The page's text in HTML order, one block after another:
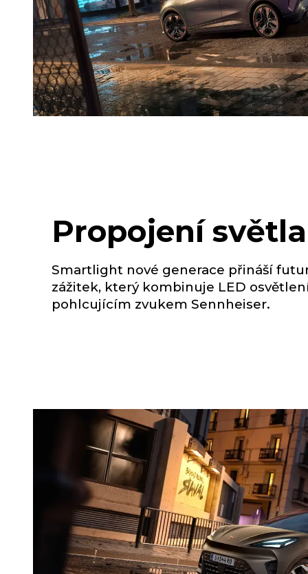
Propojení
Smartlight nové generace přináší
zážitek, který kombinuje LED
pohlcujícím zvukem Sennheiser.